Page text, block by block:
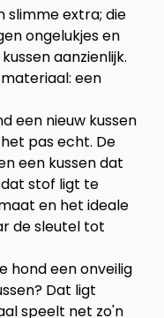
slimme extra; die
ongelukjes en
aanzienlijk.
een
een nieuw kussen
pas echt. De
een kussen dat
stof ligt te
en het ideale
de sleutel tot
hond een onveilig
Dat ligt
speelt net zo'n